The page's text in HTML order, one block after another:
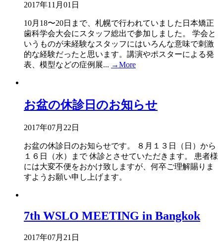
2017年11月01日
10月18〜20日まで、札幌で行われていました日本矯正
歯科学会大会にスタッフ総出で参加しました。 学会と
いうものが未経験なスタッフにはいろんな意味で刺激
的な経験だったと思います。講演やポスターによる発
表、模型などの症例展... →More
お盆の休診日のお知らせ
2017年07月22日
お盆の休診日のお知らせです。 ８月１３日（日）から
１６日（水）まで 休診とさせていただきます。 患者様
には大変不便をおかけ致しますが、何卒ご理解賜りま
すようお願い申し上げます。
7th WSLO MEETING in Bangkok
2017年07月21日